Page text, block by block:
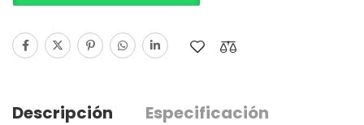
Descripción
Especificación